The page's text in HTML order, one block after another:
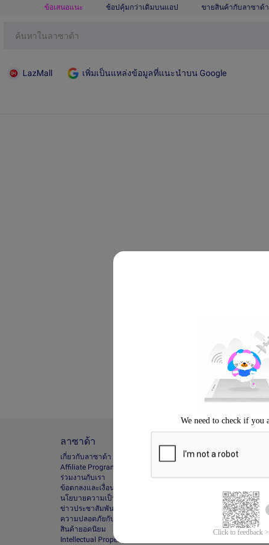
ข้อเสนอแนะ ช้อปคุ้มกว่าเดิมบนแอป ขายสินค้ากับลาซาด้า
LazMall เพิ่มเป็นแหล่งข้อมูลที่แนะนำบน Google
ลาซาด้า
เกี่ยวกับลาซาด้า
Afﬁliate Program
ร่วมงานกับเรา
ข้อตกลงและเงื่อนไข
นโยบายความเป็นส่วนตัว
ข่าวประชาสัมพันธ์
ความปลอดภัยกับลาซาด้า
สินค้ายอดนิยม
Intellectual Property Protection